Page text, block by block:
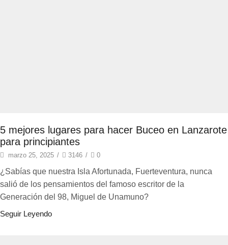
5 mejores lugares para hacer Buceo en Lanzarote
para principiantes
marzo 25, 2025 / 3146 / 0
¿Sabías que nuestra Isla Afortunada, Fuerteventura, nunca
salió de los pensamientos del famoso escritor de la
Generación del 98, Miguel de Unamuno?
Seguir Leyendo